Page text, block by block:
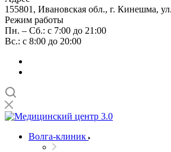
155801, Ивановская обл., г. Кинешма,
Режим работы
Пн. – Сб.: с 7:00 до 21:00
Вс.: с 8:00 до 20:00
Волга-клиник